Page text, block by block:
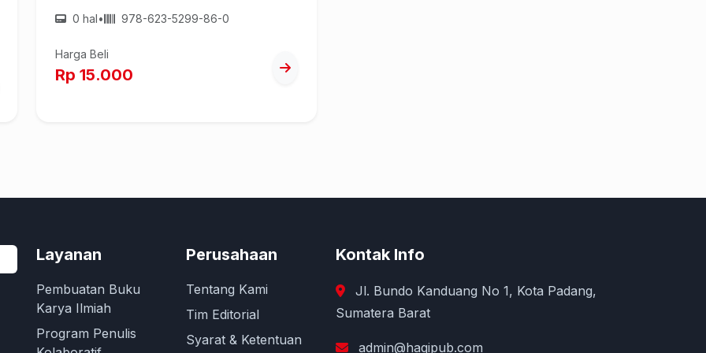
0 hal• 978-623-5299-86-0
Harga Beli
Rp 15.000
Layanan
Pembuatan Buku
Karya Ilmiah
Program Penulis
Perusahaan
Tentang Kami
Tim Editorial
Syarat & Ketentuan
Kontak Info
Jl. Bundo Kanduang No 1, Kota Padang,
Sumatera Barat
admin@haqipub.com